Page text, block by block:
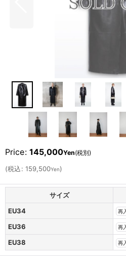
Price: 145,000Yen(税別)
(税込: 159,500Yen)
サイズ
EU34
再
EU36 再
EU38 再